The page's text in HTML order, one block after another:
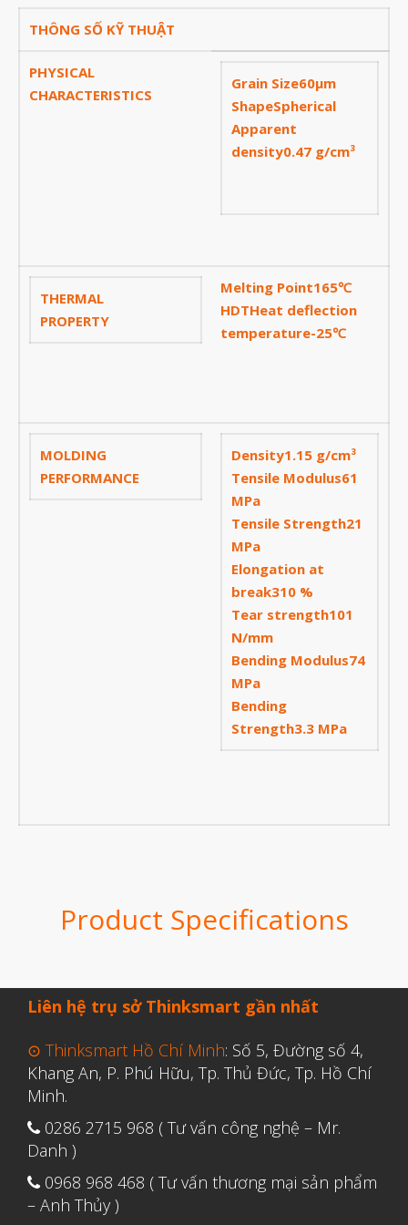
Tháng Năm 2021
Tháng Tư 2021
Tháng Ba 2021
Tháng Chín 2020
Tháng Tư 2020
Tháng Ba 2020
Tháng Hai 2020
Tháng Một 2020
Tháng Mười Hai 2019
Tháng Mười 2019
Tháng Chín 2019
Tháng Tám 2019
Tháng Bảy 2019
Aerospace
Fuse 1
Giải pháp
Giải pháp ô tô
Máy in 3D để bàn Formlabs U.S.
Triển khai
THÔNG SỐ KỸ THUẬT
PHYSICAL
CHARACTERISTICS
Grain Size60μm
ShapeSpherical
Apparent
density0.47 g/cm³
THERMAL
PROPERTY
Melting Point165℃
HDTHeat deflection
temperature-25℃
MOLDING
PERFORMANCE
Density1.15 g/cm³
Tensile Modulus61
MPa
Tensile Strength21
MPa
Elongation at
break310 %
Tear strength101
N/mm
Bending Modulus74
MPa
Bending
Strength3.3 MPa
Product Specifications
Liên hệ trụ sở Thinksmart gần nhất
⊙ Thinksmart Hồ Chí Minh: Số 5, Đường số 4,
Khang An, P. Phú Hữu, Tp. Thủ Đức, Tp. Hồ Chí
Minh.
0286 2715 968 ( Tư vấn công nghệ – Mr.
Danh )
0968 968 468 ( Tư vấn thương mại sản phẩm
– Anh Thủy )